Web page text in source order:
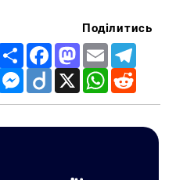
Поділитись
Share FacebookMastodon
Email
Messenger
Diigo X WhatsApp